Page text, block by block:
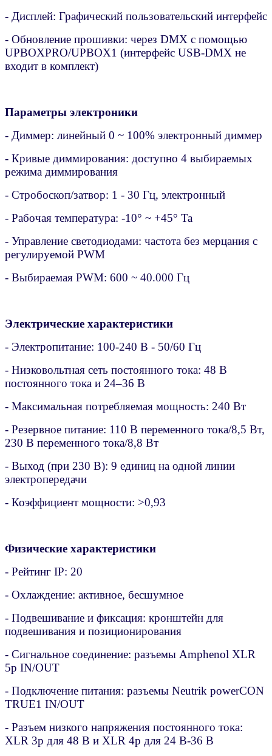
- Дисплей: Графический пользовательский интерфейс
- Обновление прошивки: через DMX с помощью
UPBOXPRO/UPBOX1 (интерфейс USB-DMX не
входит в комплект)
Параметры электроники
- Диммер: линейный 0 ~ 100% электронный диммер
- Кривые диммирования: доступно 4 выбираемых
режима диммирования
- Стробоскоп/затвор: 1 - 30 Гц, электронный
- Рабочая температура: -10° ~ +45° Ta
- Управление светодиодами: частота без мерцания с
регулируемой PWM
- Выбираемая PWM: 600 ~ 40.000 Гц
Электрические характеристики
- Электропитание: 100-240 В - 50/60 Гц
- Низковольтная сеть постоянного тока: 48 В
постоянного тока и 24–36 В
- Максимальная потребляемая мощность: 240 Вт
- Резервное питание: 110 В переменного тока/8,5 Вт,
230 В переменного тока/8,8 Вт
- Выход (при 230 В): 9 единиц на одной линии
электропередачи
- Коэффициент мощности: >0,93
Физические характеристики
- Рейтинг IP: 20
- Охлаждение: активное, бесшумное
- Подвешивание и фиксация: кронштейн для
подвешивания и позиционирования
- Сигнальное соединение: разъемы Amphenol XLR
5p IN/OUT
- Подключение питания: разъемы Neutrik powerCON
TRUE1 IN/OUT
- Разъем низкого напряжения постоянного тока:
XLR 3p для 48 В и XLR 4p для 24 В-36 В